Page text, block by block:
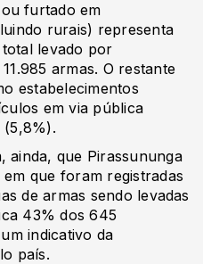
furtado em
rurais) representa
levado por
armas. O restante
estabelecimentos
em via pública
(5,8%).
ainda, que Pirassununga
que foram registradas
de armas sendo levadas
43% dos 645
indicativo da
país.